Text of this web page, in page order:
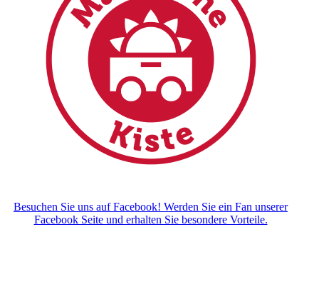
Besuchen Sie uns auf Facebook! Werden Sie ein Fan unserer
Facebook Seite und erhalten Sie besondere Vorteile.